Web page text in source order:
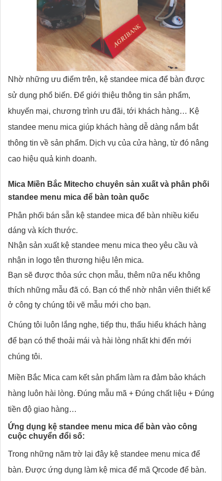
Nhờ những ưu điểm trên, kệ standee mica để bàn được
sử dụng phổ biến. Để giới thiệu thông tin sản phẩm,
khuyến mại, chương trình ưu đãi, tới khách hàng… Kệ
standee menu mica giúp khách hàng dễ dàng nắm bắt
thông tin về sản phẩm. Dịch vụ của cửa hàng, từ đó nâng
cao hiệu quả kinh doanh.
Mica Miền Bắc Mitecho chuyên sản xuất và phân phối
standee menu mica để bàn toàn quốc
Phân phối bán sẵn kệ standee mica để bàn nhiều kiểu
dáng và kích thước.
Nhận sản xuất kệ standee menu mica theo yêu cầu và
nhận in logo tên thương hiệu lên mica.
Bạn sẽ được thỏa sức chọn mẫu, thêm nữa nếu không
thích những mẫu đã có. Bạn có thể nhờ nhân viên thiết kế
ở công ty chúng tôi vẽ mẫu mới cho bạn.
Chúng tôi luôn lắng nghe, tiếp thu, thấu hiểu khách hàng
để bạn có thể thoải mái và hài lòng nhất khi đến mới
chúng tôi.
Miền Bắc Mica cam kết sản phẩm làm ra đảm bảo khách
hàng luôn hài lòng. Đúng mẫu mã + Đúng chất liệu + Đúng
tiền độ giao hàng…
Ứng dụng kệ standee menu mica để bàn vào công
cuộc chuyển đổi số:
Trong những năm trờ lại đây kệ standee menu mica để
bàn. Được ứng dụng làm kệ mica để mã Qrcode để bàn.